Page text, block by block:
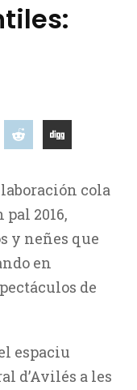
cola
2016,
y neñes que
en
de
espaciu
d’Avilés a les